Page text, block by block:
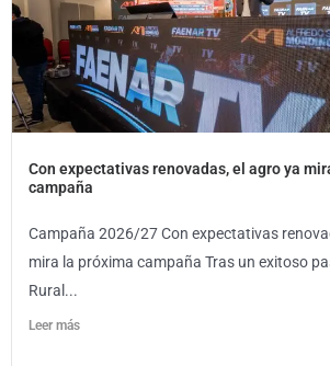
Con expectativas renovadas, el agro ya
campaña
Campaña 2026/27 Con expectativas
mira la próxima campaña Tras un exitoso
Rural...
Leer más